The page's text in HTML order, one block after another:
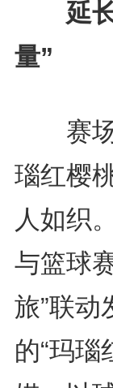
延
量”
赛场
瑙红樱
人如织
与篮球
旅”联动
的“玛瑙